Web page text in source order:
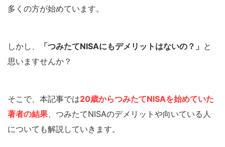
多くの方が始めています。
しかし、 「つみたてNISAにもデメリットはないの？」 と
思いますせんか？
そこで、本記事では20歳からつみたてNISAを始めていた
著者の結果、つみたてNISAのデメリットや向いている人
についても解説していきます。